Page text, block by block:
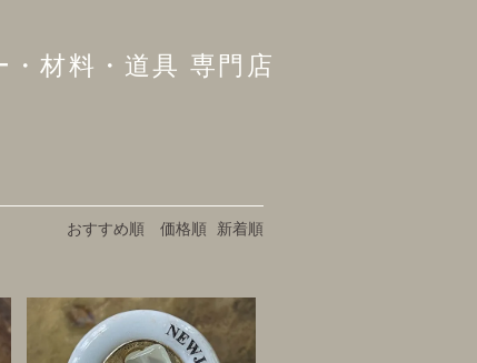
材料・道具 専門店
おすすめ順 価格順 新着順